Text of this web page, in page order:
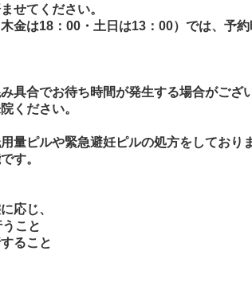
せてください。
金は18：00・土日は13：00）では、予
具合でお待ち時間が発生する場合がござ
ください。
量ピルや緊急避妊ピルの処方をしており
す。
応じ、
こと
ること